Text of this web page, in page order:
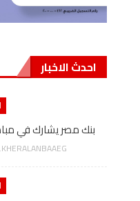
احدث الاخبار
بنك مصر يشارك في